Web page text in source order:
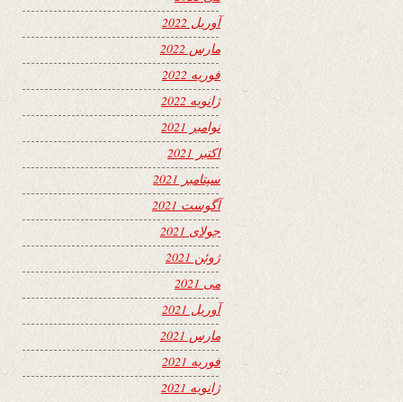
آوریل 2022
مارس 2022
فوریه 2022
ژانویه 2022
نوامبر 2021
اکتبر 2021
سپتامبر 2021
آگوست 2021
جولای 2021
ژوئن 2021
می 2021
آوریل 2021
مارس 2021
فوریه 2021
ژانویه 2021